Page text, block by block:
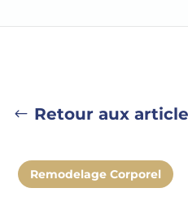
Retour aux
Remodelage Corporel